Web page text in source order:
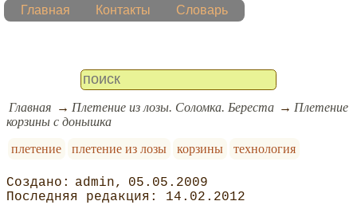
Главная Контакты Словарь
Главная Плетение из лозы. Соломка. Береста
Плетение
корзины с донышка
плетение
плетение из лозы корзины технология
admin
05.05.2009
14.02.2012